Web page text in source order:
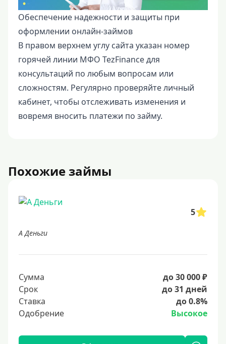
Обеспечение надежности и защиты при
оформлении онлайн-займов
В правом верхнем углу сайта указан номер
горячей линии МФО TezFinance для
консультаций по любым вопросам или
сложностям. Регулярно проверяйте личный
кабинет, чтобы отслеживать изменения и
вовремя вносить платежи по займу.
Похожие займы
5
А Деньги
Сумма
до 30 000 ₽
Срок
до 31 дней
Ставка
до 0.8%
Одобрение
Высокое